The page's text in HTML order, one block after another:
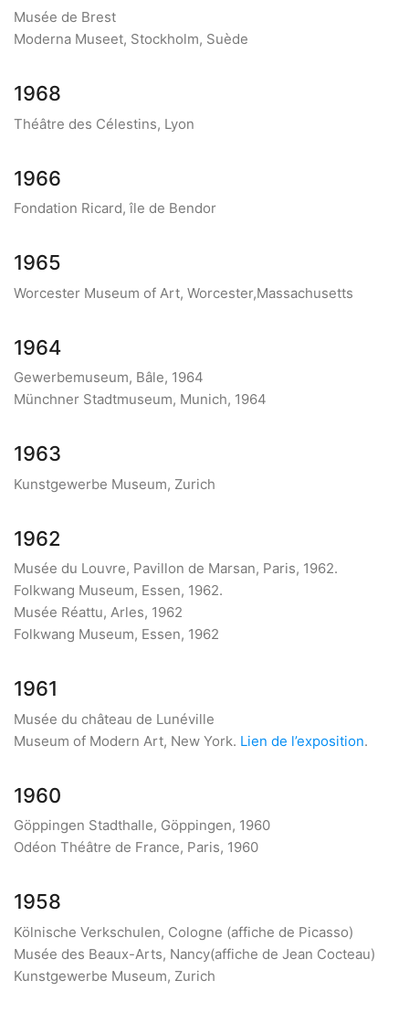
Musée de Brest
Moderna Museet, Stockholm, Suède
1968
Théâtre des Célestins, Lyon
1966
Fondation Ricard, île de Bendor
1965
Worcester Museum of Art, Worcester,Massachusetts
1964
Gewerbemuseum, Bâle, 1964
Münchner Stadtmuseum, Munich, 1964
1963
Kunstgewerbe Museum, Zurich
1962
Musée du Louvre, Pavillon de Marsan, Paris, 1962.
Folkwang Museum, Essen, 1962.
Musée Réattu, Arles, 1962
Folkwang Museum, Essen, 1962
1961
Musée du château de Lunéville
Museum of Modern Art, New York. Lien de l’exposition.
1960
Göppingen Stadthalle, Göppingen, 1960
Odéon Théâtre de France, Paris, 1960
1958
Kölnische Verkschulen, Cologne (affiche de Picasso)
Musée des Beaux-Arts, Nancy(affiche de Jean Cocteau)
Kunstgewerbe Museum, Zurich